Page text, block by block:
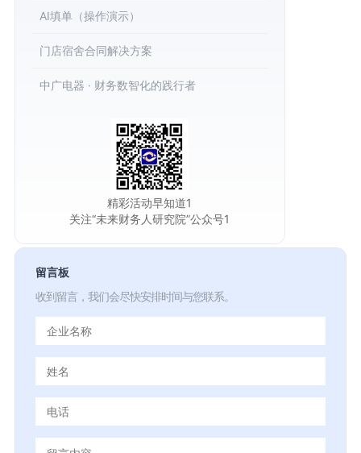
AI填单（操作演示）
门店宿舍合同解决方案
中广电器 · 财务数智化的践行者
精彩活动早知道1
关注“未来财务人研究院”公众号1
留言板
收到留言，我们会尽快安排时间与您联系。